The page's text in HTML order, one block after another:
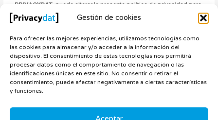
Gestión de cookies
Para ofrecer las mejores experiencias, utilizamos tecnologías como
las cookies para almacenar y/o acceder a la información del
dispositivo. El consentimiento de estas tecnologías nos permitirá
procesar datos como el comportamiento de navegación o las
identificaciones únicas en este sitio. No consentir o retirar el
consentimiento, puede afectar negativamente a ciertas características
y funciones.
PRIVACYDAT, puede alterar la presente política de privacidad para
adaptarla a las modificaciones que se produzcan o por los
políticas recogidas en este documento. Como consecuencia,
recomendamos que lo revises periódicamente, así como que se
ponga en con nosotros ante cualquier tipo de duda o incidencia en
Torre D’Ara Business Center Av. Cabrera, 36 08302 Mataró
(Barcelona)o bien a: info@privacydat.es